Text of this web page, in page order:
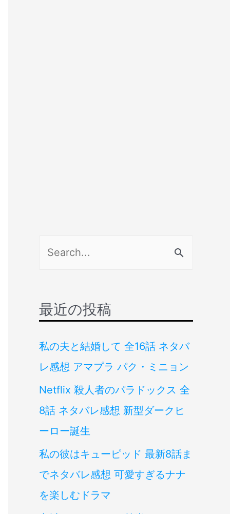
象
最近の投稿
私の夫と結婚して 全16話 ネタバ
レ感想 アマプラ パク・ミニョン
Netflix 殺人者のパラドックス 全
8話 ネタバレ感想 新型ダークヒ
ーロー誕生
私の彼はキューピッド 最新8話ま
でネタバレ感想 可愛すぎるナナ
を楽しむドラマ